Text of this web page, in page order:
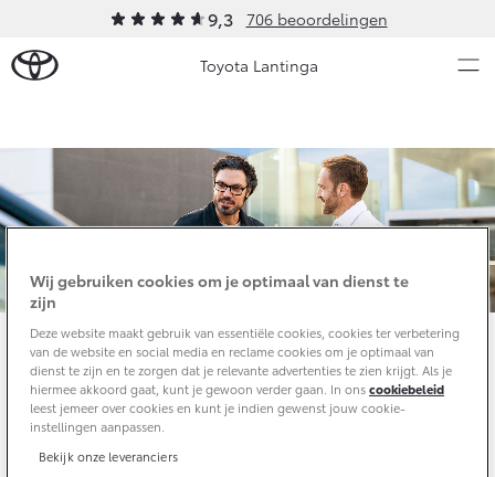
9,3 706 beoordelingen
Toyota Lantinga
Ons bedrijf
Ons bedrijf
Contact en Route
Vacatures
Klantbeoordelingen
Modellen
Aygo X
HYBRIDE
Vanaf € 23.750,-
Yaris
Nieuws & Acties
Onderhoud Schade melden
Wij gebruiken cookies om je optimaal van dienst te
zijn
Deze website maakt gebruik van essentiële cookies, cookies ter verbetering
van de website en social media en reclame cookies om je optimaal van
dienst te zijn en te zorgen dat je relevante advertenties te zien krijgt. Als je
hiermee akkoord gaat, kunt je gewoon verder gaan. In onscookiebeleid
leest jemeer over cookies en kunt je indien gewenst jouw cookie-
instellingen aanpassen.
Bekijk onze leveranciers